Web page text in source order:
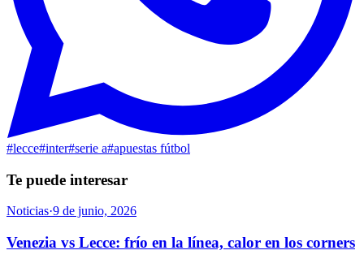
#lecce#inter#serie a#apuestas fútbol
Te puede interesar
Noticias·9 de junio, 2026
Venezia vs Lecce: frío en la línea, calor en los corners